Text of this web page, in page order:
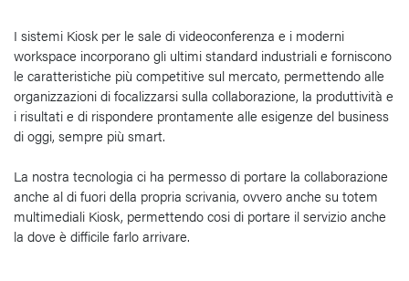
I sistemi Kiosk per le sale di videoconferenza e i moderni
workspace incorporano gli ultimi standard industriali e forniscono
le caratteristiche più competitive sul mercato, permettendo alle
organizzazioni di focalizzarsi sulla collaborazione, la produttività e
i risultati e di rispondere prontamente alle esigenze del business
di oggi, sempre più smart.
La nostra tecnologia ci ha permesso di portare la collaborazione
anche al di fuori della propria scrivania, ovvero anche su totem
multimediali Kiosk, permettendo cosi di portare il servizio anche
la dove è difficile farlo arrivare.